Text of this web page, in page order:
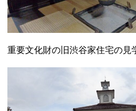
重要文化財の旧渋谷家住宅の見